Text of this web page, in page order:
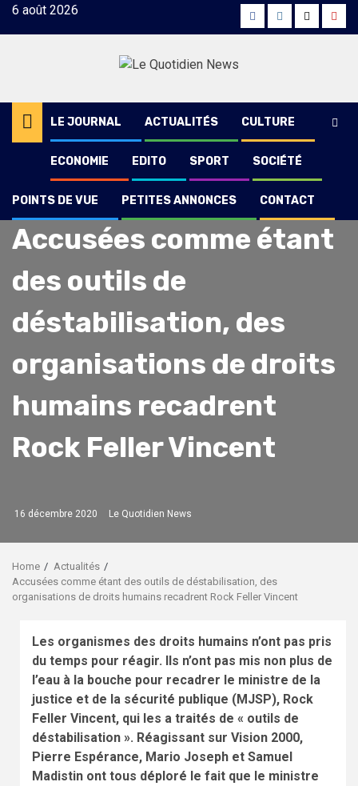
Skip6 août 2026 FacebookInstagram
Twitter
LE JOURNAL ACTUALITÉS CULTURE
ECONOMIE EDITO SPORT SOCIÉTÉ
POINTS DE VUE PETITES ANNONCES CONTACT
Actualités Locales
Accusées comme étant
des outils de
déstabilisation, des
organisations de droits
humains recadrent
Rock Feller Vincent
16 décembre 2020 Le Quotidien News
Home
Actualités
Accusées comme étant des outils de déstabilisation, des
organisations de droits humains recadrent Rock Feller Vincent
Les organismes des droits humains n’ont pas pris
du temps pour réagir. Ils n’ont pas mis non plus de
l’eau à la bouche pour recadrer le ministre de la
justice et de la sécurité publique (MJSP), Rock
Feller Vincent, qui les a traités de « outils de
déstabilisation ». Réagissant sur Vision 2000,
Pierre Espérance, Mario Joseph et Samuel
Madistin ont tous déploré le fait que le ministre